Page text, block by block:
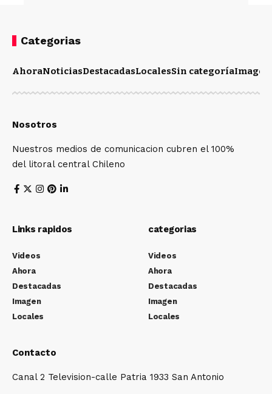
Categorias
AhoraNoticiasDestacadasLocalesSin categoríaImagen
Nosotros
Nuestros medios de comunicacion cubren el 100%
del litoral central Chileno
Links rapidos
Videos
Ahora
Destacadas
Imagen
Locales
categorias
Videos
Ahora
Destacadas
Imagen
Locales
Contacto
Canal 2 Television-calle Patria 1933 San Antonio